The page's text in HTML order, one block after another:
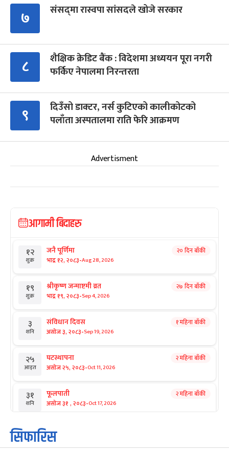
७ संसद्‍मा रास्वपा सांसदले खोजे सरकार
८
शैक्षिक क्रेडिट बैंक : विदेशमा अध्ययन पूरा नगरी
फर्किए नेपालमा निरन्तरता
९
दिउँसो डाक्टर, नर्स कुटिएको कालीकोटको
पलाँता अस्पतालमा राति फेरि आक्रमण
Advertisment
आगामी बिदाहरु
१२
शुक्र
जनै पूर्णिमा
भाद्र १२, २०८३-Aug 28, 2026
२० दिन बाँकी
१९
शुक्र
श्रीकृष्ण जन्माष्टमी व्रत
भाद्र १९, २०८३-Sep 4, 2026
२७ दिन बाँकी
३
शनि
संविधान दिवस
असोज ३, २०८३-Sep 19, 2026
१ महिना बाँकी
२५
आइत
घटस्थापना
असोज २५, २०८३-Oct 11, 2026
२ महिना बाँकी
३१
शनि
फूलपाती
असोज ३१ , २०८३-Oct 17, 2026
२ महिना बाँकी
१
आइत
कार्तिक सङ्क्रान्ति
कार्तिक १, २०८३
सिफारिस